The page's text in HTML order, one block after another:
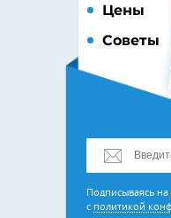
Цены
Советы
Подписываясь на
с политикой